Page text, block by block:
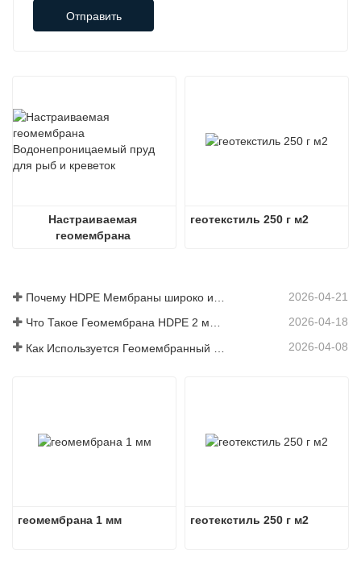
Отправить
Настраиваемая
геомембрана
геотекстиль 250 г м2
2026-04-21
Что Такое Геомембрана HDPE 2 мм Цена? 2026-04-18
2026-04-08
геомембрана 1 мм геотекстиль 250 г м2